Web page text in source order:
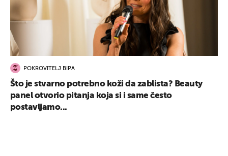
POKROVITELJ BIPA
Što je stvarno potrebno koži da zablista? Beauty
panel otvorio pitanja koja si i same često
postavljamo...